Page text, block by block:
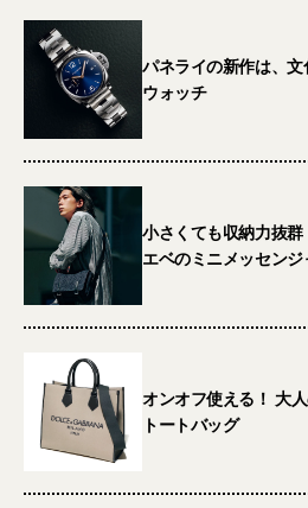
パネライの新作は、
ウォッチ
小さくても収納力抜
エベのミニメッセン
オンオフ使える！ 大
トートバッグ